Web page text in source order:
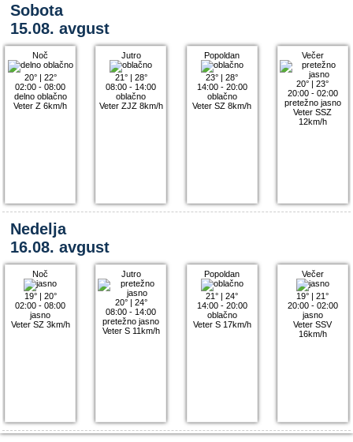
Sobota
15.08. avgust
Noč
20°| 22°
02:00 - 08:00
delno oblačno
Veter Z 6km/h
Jutro
21°| 28°
08:00 - 14:00
oblačno
Veter ZJZ 8km/h
Popoldan
23° |28°
14:00 - 20:00
oblačno
Veter SZ 8km/h
Večer
20° |23°
20:00 - 02:00
pretežno jasno
Veter SSZ
12km/h
Nedelja
16.08. avgust
Noč
19°| 20°
02:00 - 08:00
jasno
Veter SZ 3km/h
Jutro
20°| 24°
08:00 - 14:00
pretežno jasno
Veter S 11km/h
Popoldan
21° |24°
14:00 - 20:00
oblačno
Veter S 17km/h
Večer
19° |21°
20:00 - 02:00
jasno
Veter SSV
16km/h